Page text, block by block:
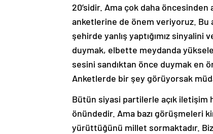
20’sidir. Ama çok daha
anketlerine de önem veriyoruz. Bu
şehirde yanlış yaptığımız
duymak, elbette meydanda
sesini sandıktan önce duymak en
Anketlerde bir şey görüyorsak
Bütün siyasi partilerle açık iletişim
önündedir. Ama bazı görüşmeleri
yürüttüğünü millet sormaktadır.